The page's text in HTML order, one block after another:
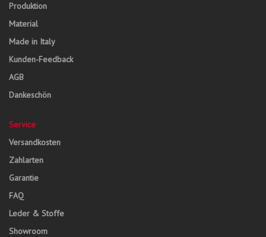
Produktion
Material
Made in Italy
Kunden-Feedback
AGB
Dankeschön
Service
Versandkosten
Zahlarten
Garantie
FAQ
Leder & Stoffe
Showroom